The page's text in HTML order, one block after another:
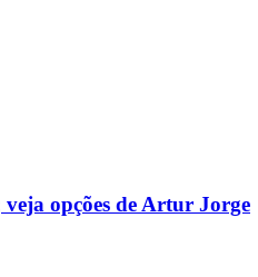
opções de Artur Jorge